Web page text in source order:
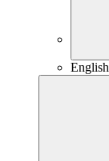
English